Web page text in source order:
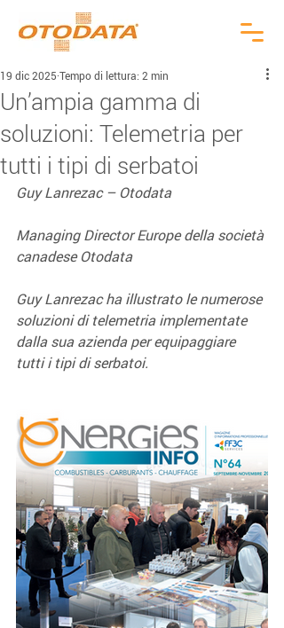
Un’ampia gamma di
soluzioni: Telemetria per
tutti i tipi di serbatoi
19 dic 2025 Tempo di lettura: 2 min
Guy Lanrezac – Otodata
Managing Director Europe della società
canadese Otodata
Guy Lanrezac ha illustrato le numerose
soluzioni di telemetria implementate
dalla sua azienda per equipaggiare
tutti i tipi di serbatoi.